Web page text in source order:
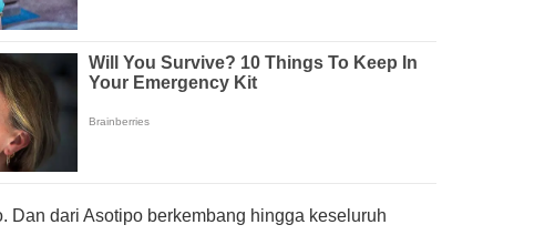
Dan dari Asotipo berkembang hingga keseluruh